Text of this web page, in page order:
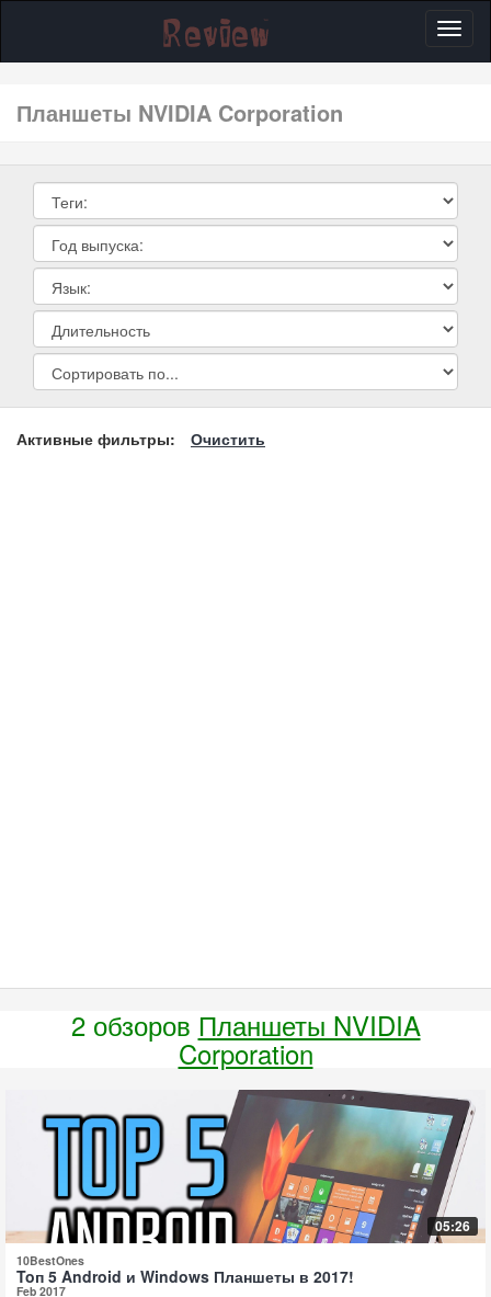
планшеты NVIDIA Corporation
Активные фильтры: Очистить
2 обзоров Планшеты NVIDIA
Corporation
05:26
10BestOnes
Toп 5 Android и Windows Планшеты в 2017!
Feb 2017